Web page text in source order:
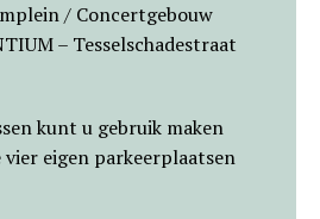
/ Concertgebouw
– Tesselschadestraat
kunt u gebruik maken
vier eigen parkeerplaatsen